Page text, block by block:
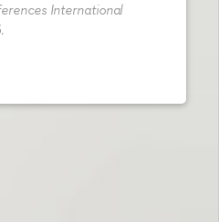
International